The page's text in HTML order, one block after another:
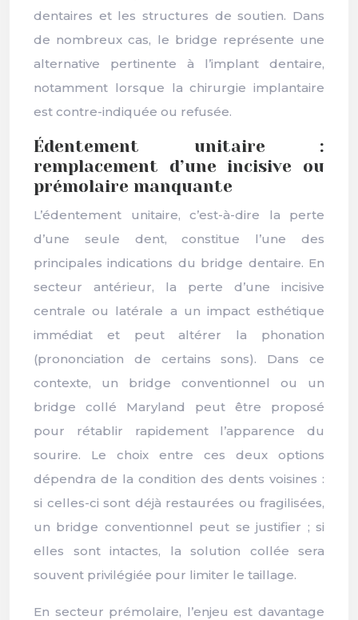
dentaires et les structures de soutien. Dans
de nombreux cas, le bridge représente une
alternative pertinente à l’implant dentaire,
notamment lorsque la chirurgie implantaire
est contre-indiquée ou refusée.
Édentement unitaire :
remplacement d’une incisive ou
prémolaire manquante
L’édentement unitaire, c’est-à-dire la perte
d’une seule dent, constitue l’une des
principales indications du bridge dentaire. En
secteur antérieur, la perte d’une incisive
centrale ou latérale a un impact esthétique
immédiat et peut altérer la phonation
(prononciation de certains sons). Dans ce
contexte, un bridge conventionnel ou un
bridge collé Maryland peut être proposé
pour rétablir rapidement l’apparence du
sourire. Le choix entre ces deux options
dépendra de la condition des dents voisines :
si celles-ci sont déjà restaurées ou fragilisées,
un bridge conventionnel peut se justifier ; si
elles sont intactes, la solution collée sera
souvent privilégiée pour limiter le taillage.
En secteur prémolaire, l’enjeu est davantage